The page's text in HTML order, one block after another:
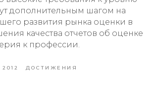
дополнительным шагом на
развития рынка оценки в
качества отчетов об оценке
к профессии.
2012 ДОСТИЖЕНИЯ